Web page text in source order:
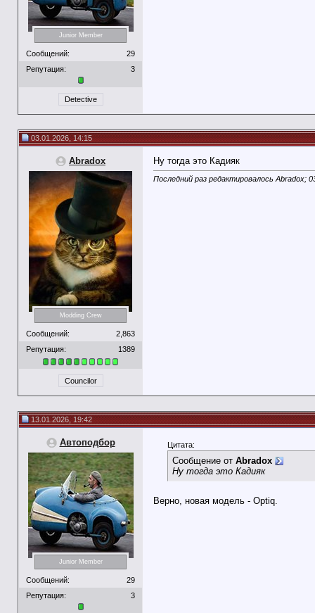
Junior Member
Сообщений:
29
Репутация:
3
Detective
03.01.2026, 14:15
Abradox
Modding Crew
Сообщений:
2,863
Репутация:
1389
Councilor
Ну тогда это Кадияк
Последний раз редактировалось Abradox;
13.01.2026, 19:42
Автоподбор
Junior Member
Сообщений:
29
Репутация:
3
Цитата:
Сообщение от Abradox
Ну тогда это Кадияк
Верно, новая модель - Optiq.